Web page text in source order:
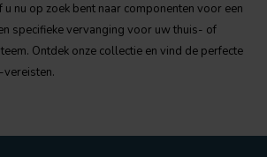
nu op zoek bent naar componenten voor een
specifieke vervanging voor uw thuis- of
Ontdek onze collectie en vind de perfecte